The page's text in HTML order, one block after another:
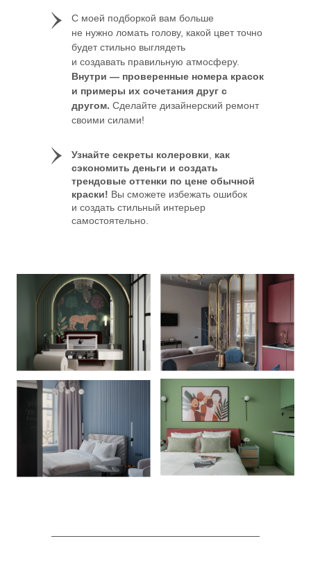
Узнайте секреты колеровки
как
сэкономить деньги и создать
трендовые оттенки по цене обычной
краски! Вы сможете избежать ошибок
и создать стильный интерьер
самостоятельно.
С моей подборкой вам больше
не нужно ломать голову, какой цвет точно
будет стильно выглядеть
и создавать правильную атмосферу.
Внутри — проверенные номера красок
и примеры их сочетания друг с
другом. Сделайте дизайнерский ремонт
своими силами!